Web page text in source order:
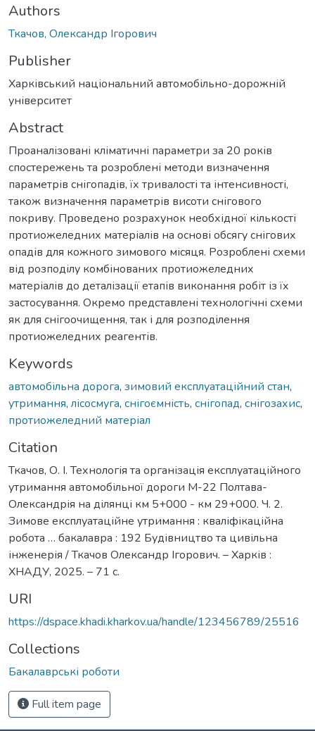
Authors
Ткачов, Олександр Ігорович
Publisher
Харківський національний автомобільно-дорожній
університет
Abstract
Проаналізовані кліматичні параметри за 20 років
спостережень та розроблені методи визначення
параметрів снігопадів, їх тривалості та інтенсивності,
також визначення параметрів висоти снігового
покриву. Проведено розрахунок необхідної кількості
протиожеледних матеріалів на основі обсягу снігових
опадів для кожного зимового місяця. Розроблені схеми
від розподілу комбінованих протиожеледних
матеріалів до деталізації етапів виконання робіт із їх
застосування. Окремо представлені технологічні схеми
як для снігоочищення, так і для розподілення
протиожеледних реагентів.
Keywords
автомобільна дорога, зимовий експлуатаційний стан,
утримання, лісосмуга, снігоємність, снігопад, снігозахис,
протиожеледний матеріал
Citation
Ткачов, О. І. Технологія та організація експлуатаційного
утримання автомобільної дороги М-22 Полтава-
Олександрія на ділянці км 5+000 - км 29+000. Ч. 2.
Зимове експлуатаційне утримання : кваліфікаційна
робота … бакалавра : 192 Будівництво та цивільна
інженерія / Ткачов Олександр Ігорович. – Харків :
ХНАДУ, 2025. – 71 с.
URI
https://dspace.khadi.kharkov.ua/handle/123456789/25516
Collections
Бакалаврські роботи
Full item page